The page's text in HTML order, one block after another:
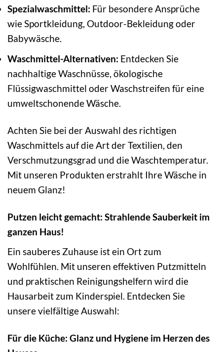
Spezialwaschmittel: Für besondere Ansprüche
wie Sportkleidung, Outdoor-Bekleidung oder
Babywäsche.
Waschmittel-Alternativen: Entdecken Sie
nachhaltige Waschnüsse, ökologische
Flüssigwaschmittel oder Waschstreifen für eine
umweltschonende Wäsche.
Achten Sie bei der Auswahl des richtigen
Waschmittels auf die Art der Textilien, den
Verschmutzungsgrad und die Waschtemperatur.
Mit unseren Produkten erstrahlt Ihre Wäsche in
neuem Glanz!
Putzen leicht gemacht: Strahlende Sauberkeit im
ganzen Haus!
Ein sauberes Zuhause ist ein Ort zum
Wohlfühlen. Mit unseren effektiven Putzmitteln
und praktischen Reinigungshelfern wird die
Hausarbeit zum Kinderspiel. Entdecken Sie
unsere vielfältige Auswahl:
Für die Küche: Glanz und Hygiene im Herzen des